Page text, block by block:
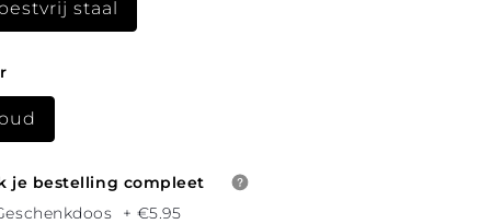
staal
je bestelling compleet
+ €5.95